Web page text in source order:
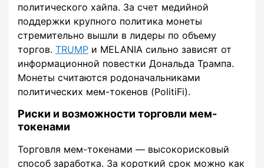
политического хайпа. За счет медийной
поддержки крупного политика монеты
стремительно вышли в лидеры по объему
торгов. TRUMP и MELANIA сильно зависят от
информационной повестки Дональда Трампа.
Монеты считаются родоначальниками
политических мем-токенов (PolitiFi).
Риски и возможности торговли мем-
токенами
Торговля мем-токенами — высокорисковый
способ заработка. За короткий срок можно как